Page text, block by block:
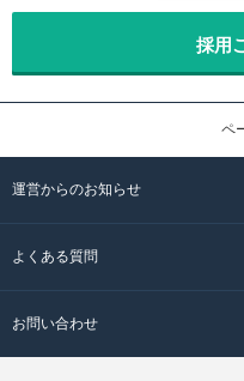
採用
ペ
運営からのお知らせ
よくある質問
お問い合わせ